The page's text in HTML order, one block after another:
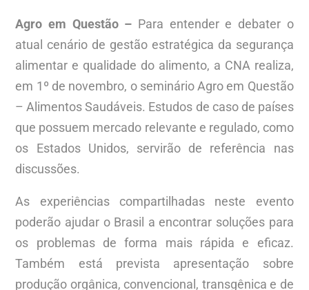
Agro em Questão – Para entender e debater o
atual cenário de gestão estratégica da segurança
alimentar e qualidade do alimento, a CNA realiza,
em 1º de novembro, o seminário Agro em Questão
– Alimentos Saudáveis. Estudos de caso de países
que possuem mercado relevante e regulado, como
os Estados Unidos, servirão de referência nas
discussões.
As experiências compartilhadas neste evento
poderão ajudar o Brasil a encontrar soluções para
os problemas de forma mais rápida e eficaz.
Também está prevista apresentação sobre
produção orgânica, convencional, transgênica e de